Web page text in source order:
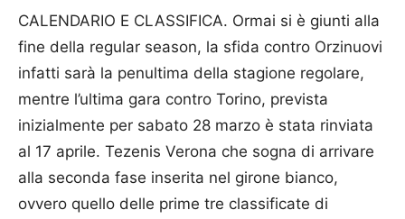
CALENDARIO E CLASSIFICA. Ormai si è giunti alla
fine della regular season, la sfida contro Orzinuovi
infatti sarà la penultima della stagione regolare,
mentre l’ultima gara contro Torino, prevista
inizialmente per sabato 28 marzo è stata rinviata
al 17 aprile. Tezenis Verona che sogna di arrivare
alla seconda fase inserita nel girone bianco,
ovvero quello delle prime tre classificate di